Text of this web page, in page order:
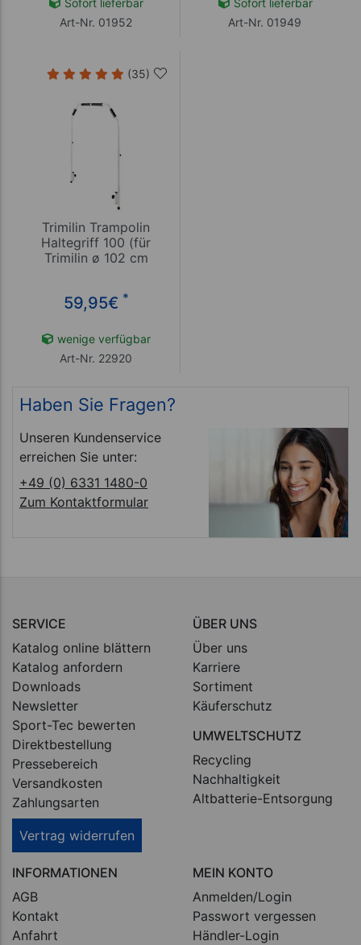
Art-Nr. 01952
Art-Nr. 01949
(35)
Trimilin Trampolin
Haltegriff 100 (für
Trimilin ø 102 cm
59,95€ *
wenige verfügbar
Art-Nr. 22920
Haben Sie Fragen?
Unseren Kundenservice
erreichen Sie unter:
+49 (0) 6331 1480-0
Zum Kontaktformular
SERVICE
Katalog online blättern
Katalog anfordern
Downloads
Newsletter
Sport-Tec bewerten
Direktbestellung
Pressebereich
Versandkosten
Zahlungsarten
Vertrag widerrufen
ÜBER UNS
Über uns
Karriere
Sortiment
Käuferschutz
UMWELTSCHUTZ
Recycling
Nachhaltigkeit
Altbatterie-Entsorgung
INFORMATIONEN
AGB
Kontakt
Anfahrt
MEIN KONTO
Anmelden/Login
Passwort vergessen
Händler-Login